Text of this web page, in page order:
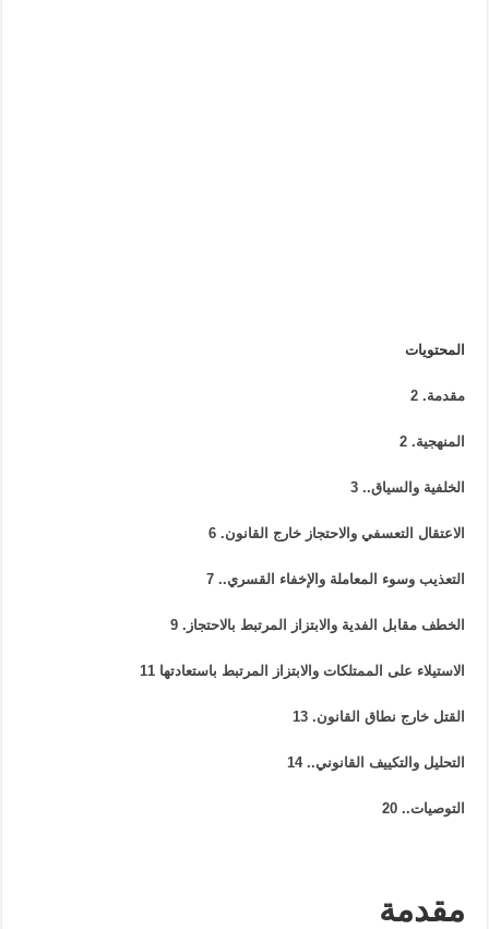
المحتويات
مقدمة.
2
المنهجية.
2
الخلفية والسياق..
3
الاعتقال التعسفي والاحتجاز خارج القانون.
6
التعذيب وسوء المعاملة والإخفاء القسري..
7
الخطف مقابل الفدية والابتزاز المرتبط بالاحتجاز .
9
الاستيلاء على الممتلكات والابتزاز المرتبط باستعادتها 11
القتل خارج نطاق القانون.
13
التحليل والتكييف القانوني..
14
التوصيات..
20
مقدمة